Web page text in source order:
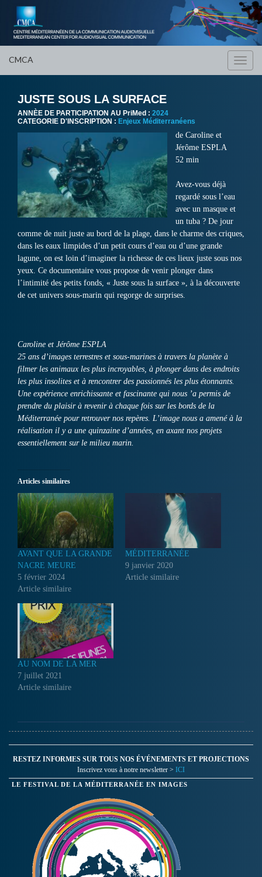
CMCA
JUSTE SOUS LA SURFACE
ANNÈE DE PARTICIPATION AU PriMed : 2024
CATEGORIE D'INSCRIPTION : Enjeux Méditerranéens
de Caroline et
Jérôme ESPLA
52 min
Avez-vous déjà
regardé sous l’eau
avec un masque et
un tuba ? De jour
comme de nuit juste au bord de la plage, dans le charme des criques,
dans les eaux limpides d’un petit cours d’eau ou d’une grande
lagune, on est loin d’imaginer la richesse de ces lieux juste sous nos
yeux. Ce documentaire vous propose de venir plonger dans
l’intimité des petits fonds, « Juste sous la surface », à la découverte
de cet univers sous-marin qui regorge de surprises.
Caroline et Jérôme ESPLA
25 ans d’images terrestres et sous-marines à travers la planète à
filmer les animaux les plus incroyables, à plonger dans des endroits
les plus insolites et à rencontrer des passionnés les plus étonnants.
Une expérience enrichissante et fascinante qui nous ’a permis de
prendre du plaisir à revenir à chaque fois sur les bords de la
Méditerranée pour retrouver nos repères. L’image nous a amené à la
réalisation il y a une quinzaine d’années, en axant nos projets
essentiellement sur le milieu marin.
Articles similaires
AVANT QUE LA GRANDE
NACRE MEURE
5 février 2024
Article similaire
MÉDITERRANÉE
9 janvier 2020
Article similaire
AU NOM DE LA MER
7 juillet 2021
Article similaire
RESTEZ INFORMES SUR TOUS NOS ÉVÉNEMENTS ET PROJECTIONS
Inscrivez vous à notre newsletter > ICI
LE FESTIVAL DE LA MÉDITERRANÉE EN IMAGES